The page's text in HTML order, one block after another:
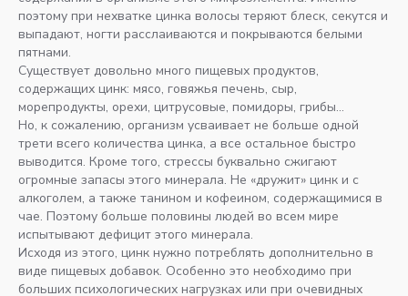
поэтому при нехватке цинка волосы теряют блеск, секутся и
выпадают, ногти расслаиваются и покрываются белыми
пятнами.
Существует довольно много пищевых продуктов,
содержащих цинк: мясо, говяжья печень, сыр,
морепродукты, орехи, цитрусовые, помидоры, грибы…
Но, к сожалению, организм усваивает не больше одной
трети всего количества цинка, а все остальное быстро
выводится. Кроме того, стрессы буквально сжигают
огромные запасы этого минерала. Не «дружит» цинк и с
алкоголем, а также танином и кофеином, содержащимися в
чае. Поэтому больше половины людей во всем мире
испытывают дефицит этого минерала.
Исходя из этого, цинк нужно потреблять дополнительно в
виде пищевых добавок. Особенно это необходимо при
больших психологических нагрузках или при очевидных
KOCHFIT.
Meta признана экстремистской